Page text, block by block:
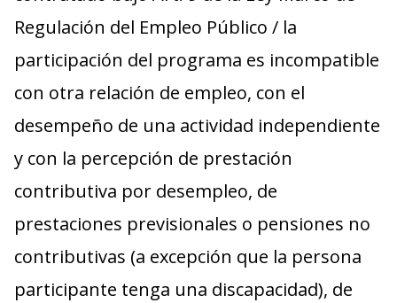
Regulación del Empleo Público / la
participación del programa es incompatible
con otra relación de empleo, con el
desempeño de una actividad independiente
y con la percepción de prestación
contributiva por desempleo, de
prestaciones previsionales o pensiones no
contributivas (a excepción que la persona
participante tenga una discapacidad), de